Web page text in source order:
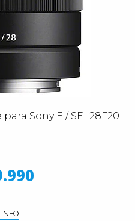
Sony E / SEL28F20